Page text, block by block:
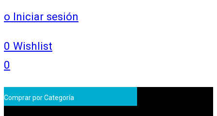
o Iniciar sesión
0 Wishlist
0
Comprar por Categoría